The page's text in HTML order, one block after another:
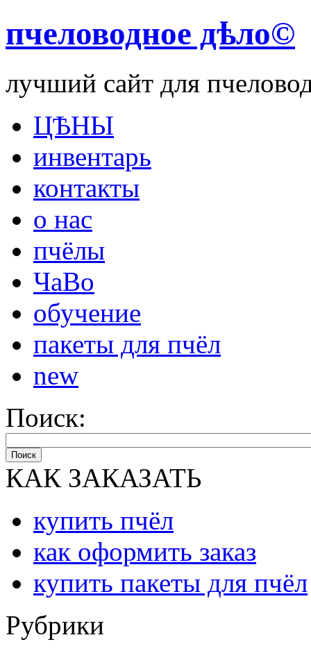
пчеловодное дѣло©
лучший сайт для
ЦѢНЫ
инвентарь
контакты
о нас
пчёлы
ЧаВо
обучение
пакеты для пчёл
new
Поиск:
Поиск
КАК ЗАКАЗАТЬ
купить пчёл
как оформить заказ
купить пакеты для пчёл
Рубрики